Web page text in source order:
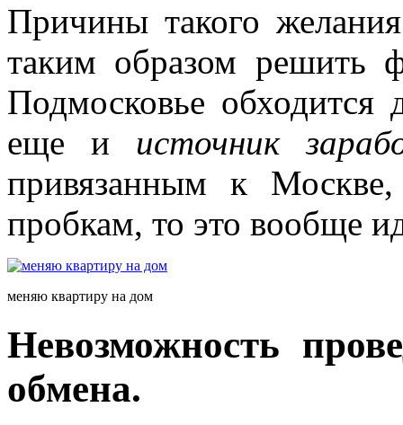
Причины такого
таким образом решить
Подмосковье обходится
еще и источник
привязанным к
пробкам, то это вообще
меняю квартиру на дом
Невозможность
обмена.